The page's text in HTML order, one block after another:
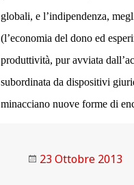
globali, e l’indipendenza,
(l’economia del dono ed
produttività, pur avviata
subordinata da dispositivi
minacciano nuove forme di
Scritto
23 Ottobre 2013